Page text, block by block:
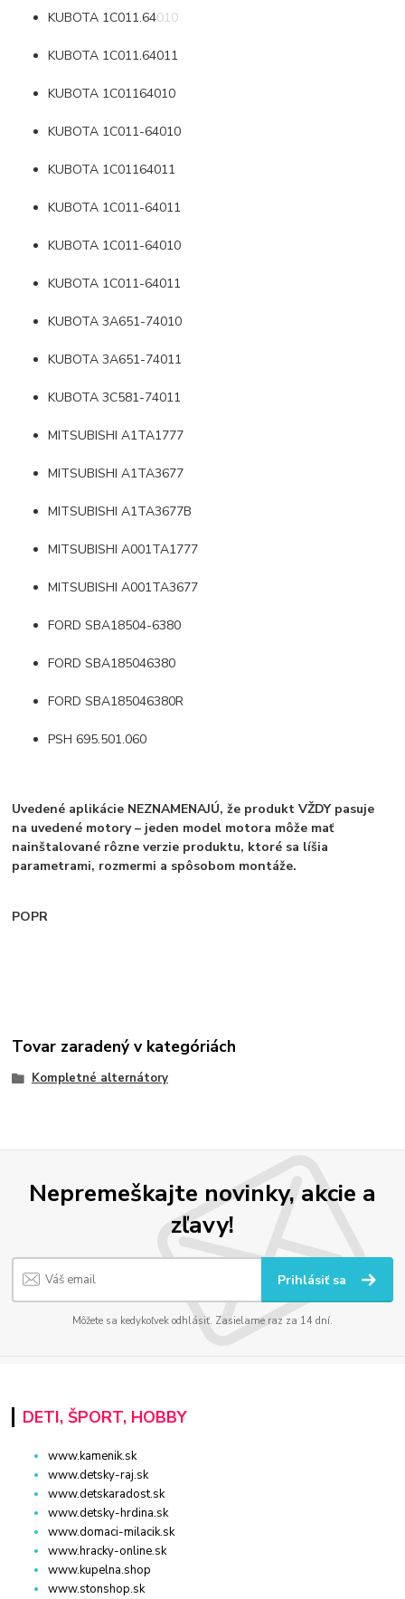
KUBOTA 1C011.64010
KUBOTA 1C011.64011
KUBOTA 1C01164010
KUBOTA 1C011-64010
KUBOTA 1C01164011
KUBOTA 1C011-64011
KUBOTA 1C011-64010
KUBOTA 1C011-64011
KUBOTA 3A651-74010
KUBOTA 3A651-74011
KUBOTA 3C581-74011
MITSUBISHI A1TA1777
MITSUBISHI A1TA3677
MITSUBISHI A1TA3677B
MITSUBISHI A001TA1777
MITSUBISHI A001TA3677
FORD SBA18504-6380
FORD SBA185046380
FORD SBA185046380R
PSH 695.501.060
Uvedené aplikácie NEZNAMENAJÚ, že produkt VŽDY pasuje
na uvedené motory – jeden model motora môže mať
nainštalované rôzne verzie produktu, ktoré sa líšia
parametrami, rozmermi a spôsobom montáže.
POPR
Tovar zaradený v kategóriách
Kompletné alternátory
Nepremeškajte novinky, akcie a
zľavy!
Prihlásiť sa
Môžete sa kedykoľvek odhlásiť. Zasielame raz za 14 dní.
DETI, ŠPORT, HOBBY
www.kamenik.sk
www.detsky-raj.sk
www.detskaradost.sk
www.detsky-hrdina.sk
www.domaci-milacik.sk
www.hracky-online.sk
www.kupelna.shop
www.stonshop.sk